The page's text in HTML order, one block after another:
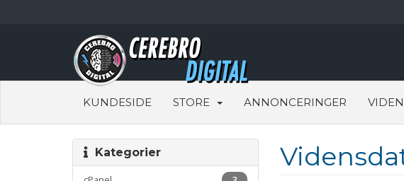
KUNDESIDE STORE ANNONCERINGER
Kategorier